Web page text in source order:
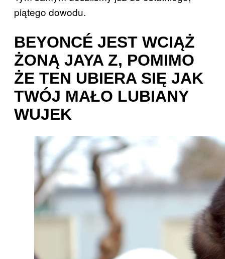
piątego dowodu.
BEYONCÉ JEST WCIĄŻ
ŻONĄ JAYA Z, POMIMO
ŻE TEN UBIERA SIĘ JAK
TWÓJ MAŁO LUBIANY
WUJEK